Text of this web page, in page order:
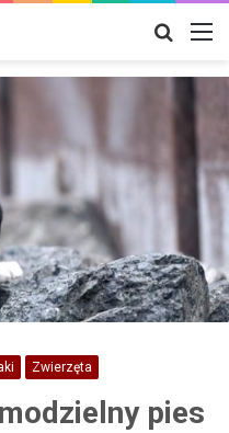
Szukaj
Zwierzęta
pies